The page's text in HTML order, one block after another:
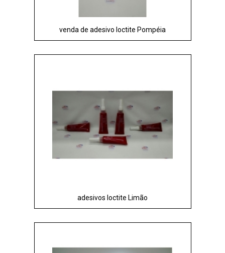
venda de adesivo loctite Pompéia
adesivos loctite Limão